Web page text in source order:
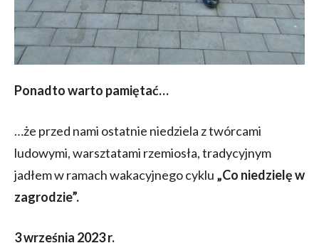
Ponadto warto pamiętać…
…że przed nami ostatnie niedziela z twórcami
ludowymi, warsztatami rzemiosła, tradycyjnym
jadłem w ramach wakacyjnego cyklu „Co niedzielę w
zagrodzie”.
3 września 2023 r.